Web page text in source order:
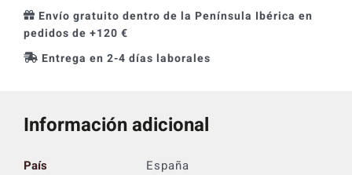
Envío gratuito dentro de la Península Ibérica en
pedidos de +120 €
Entrega en 2-4 días laborales
Información adicional
País
España